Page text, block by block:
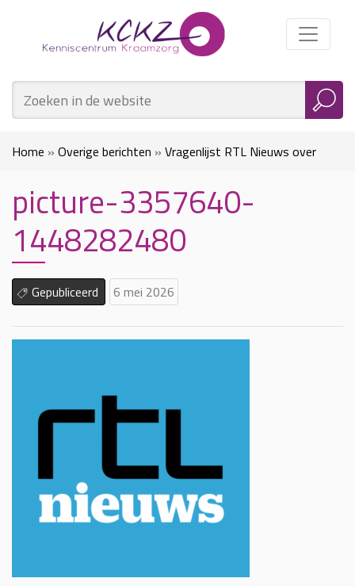
Home » Overige berichten » Vragenlijst RTL Nieuws over
desinformatie » picture-3357640-1448282480
picture-3357640-
1448282480
Gepubliceerd 6 mei 2026